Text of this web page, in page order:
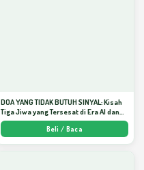
DOA YANG TIDAK BUTUH SINYAL: Kisah
Tiga Jiwa yang Tersesat di Era AI dan
Menemukan Jalan Pulang di Bulan
Ramadhan" - Arda Dinata
Beli / Baca